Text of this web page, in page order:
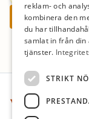
Sidfot
reklam- och
kombinera den
du har
samlat in från din
tjänster.
STRIKT